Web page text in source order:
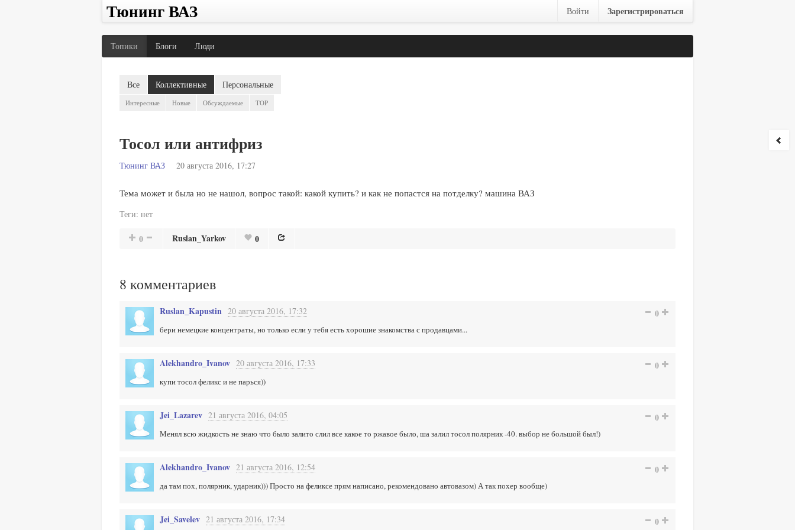
Тюнинг ВАЗ Войти Зарегистрироваться
Топики Блоги Люди
Все Коллективные Персональные
Интересные Новые Обсуждаемые TOP
Тосол или антифриз
Тюнинг ВАЗ 20 августа 2016, 17:27
Тема может и была но не нашол, вопрос такой: какой купить? и как не попастся на потделку? машина ВАЗ
Теги: нет
0 Ruslan_Yarkov 0
8 комментариев
Ruslan_Kapustin 20 августа 2016, 17:32 0
бери немецкие концентраты, но только если у тебя есть хорошие знакомства с продавцами...
Alekhandro_Ivanov 20 августа 2016, 17:33 0
купи тосол феликс и не парься))
Jei_Lazarev 21 августа 2016, 04:05 0
Менял всю жидкость не знаю что было залито слил все какое то ржавое было, ша залил тосол полярник -40. выбор не большой был!)
Alekhandro_Ivanov 21 августа 2016, 12:54 0
да там пох, полярник, ударник))) Просто на феликсе прям написано, рекомендовано автовазом) А так похер вообще)
Jei_Savelev 21 августа 2016, 17:34 0